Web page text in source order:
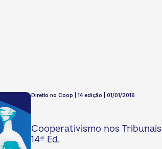
Direito no Coop | 14 edição | 01/01/2016
Cooperativismo nos Tribunais
14ª Ed.